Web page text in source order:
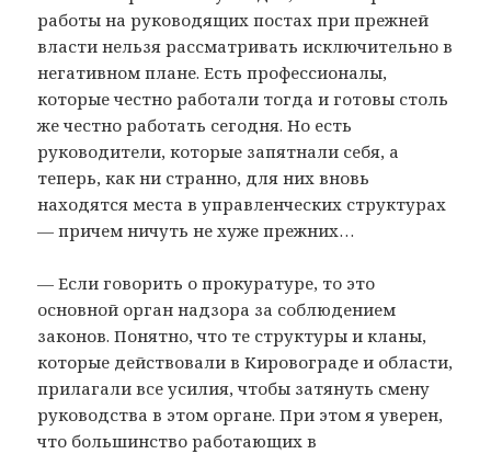
работы на руководящих постах при прежней
власти нельзя рассматривать исключительно в
негативном плане. Есть профессионалы,
которые честно работали тогда и готовы столь
же честно работать сегодня. Но есть
руководители, которые запятнали себя, а
теперь, как ни странно, для них вновь
находятся места в управленческих структурах
— причем ничуть не хуже прежних…
— Если говорить о прокуратуре, то это
основной орган надзора за соблюдением
законов. Понятно, что те структуры и кланы,
которые действовали в Кировограде и области,
прилагали все усилия, чтобы затянуть смену
руководства в этом органе. При этом я уверен,
что большинство работающих в